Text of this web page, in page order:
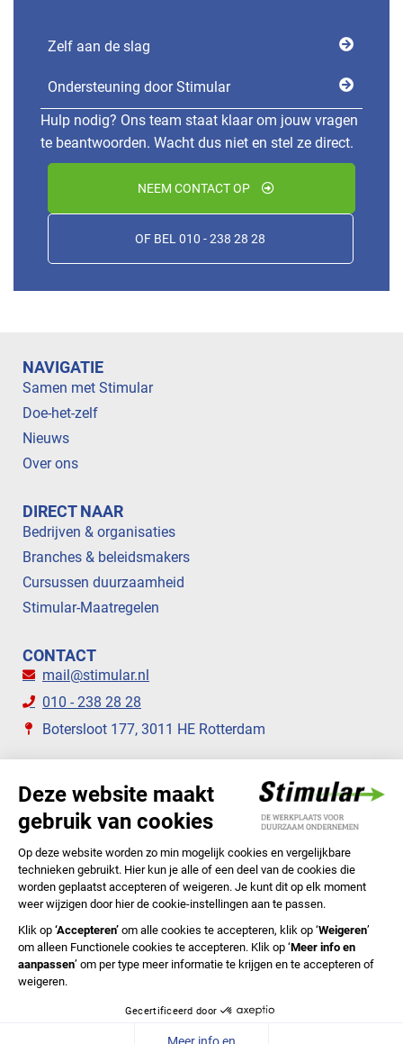
Zelf aan de slag
Ondersteuning door Stimular
Hulp nodig? Ons team staat klaar om jouw vragen
te beantwoorden. Wacht dus niet en stel ze direct.
NEEM CONTACT OP
OF BEL 010 - 238 28 28
NAVIGATIE
Samen met Stimular
Doe-het-zelf
Nieuws
Over ons
DIRECT NAAR
Bedrijven & organisaties
Branches & beleidsmakers
Cursussen duurzaamheid
Stimular-Maatregelen
CONTACT
mail@stimular.nl
010 - 238 28 28
Botersloot 177, 3011 HE Rotterdam
STIMULAR NIEUWSBRIEVEN
ABONNEER NU
Privacyverklaring Cookiebeleid Colofon Disclaimer
In English